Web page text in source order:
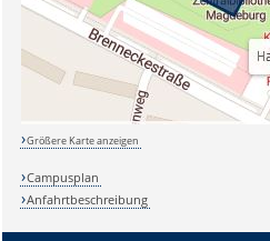
Größere Karte anzeigen
Campusplan
Anfahrtbeschreibung